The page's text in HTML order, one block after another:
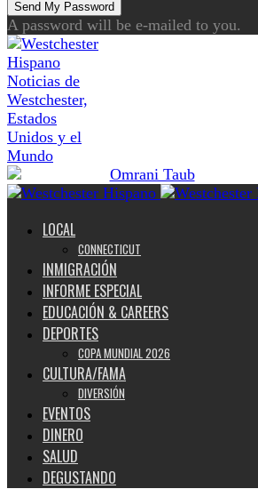
A password will be e-mailed to you.
Noticias de
Westchester,
Estados
Unidos y el
Mundo
LOCAL
CONNECTICUT
INMIGRACIÓN
INFORME ESPECIAL
EDUCACIÓN & CAREERS
DEPORTES
COPA MUNDIAL 2026
CULTURA/FAMA
DIVERSIÓN
EVENTOS
DINERO
SALUD
DEGUSTANDO